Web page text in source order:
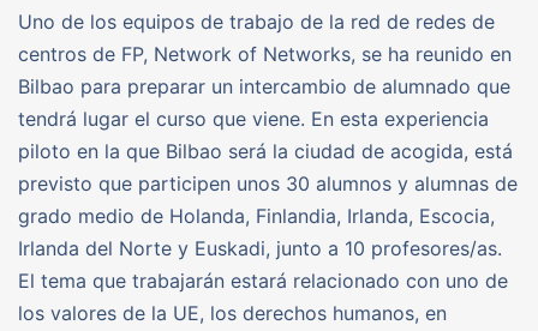
Uno de los equipos de trabajo de la red de redes de
centros de FP, Network of Networks, se ha reunido en
Bilbao para preparar un intercambio de alumnado que
tendrá lugar el curso que viene. En esta experiencia
piloto en la que Bilbao será la ciudad de acogida, está
previsto que participen unos 30 alumnos y alumnas de
grado medio de Holanda, Finlandia, Irlanda, Escocia,
Irlanda del Norte y Euskadi, junto a 10 profesores/as.
El tema que trabajarán estará relacionado con uno de
los valores de la UE, los derechos humanos, en